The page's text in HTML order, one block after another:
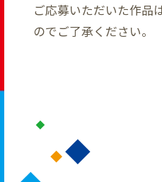
ご応募いただいた作品
のでご了承ください。